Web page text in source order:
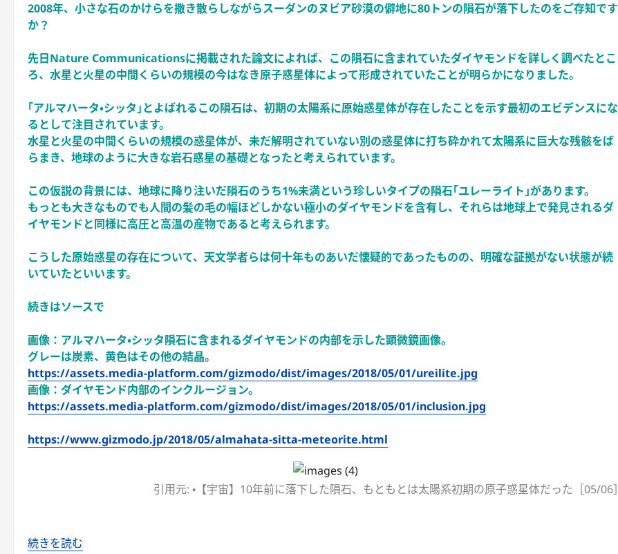
2008年、小さな石のかけらを撒き散らしながらスーダンのヌビア砂漠の僻地に80トンの隕石が落下したのをご存知です
か？
先日Nature Communicationsに掲載された論文によれば、この隕石に含まれていたダイヤモンドを詳しく調べたとこ
ろ、水星と火星の中間くらいの規模の今はなき原子惑星体によって形成されていたことが明らかになりました。
｢アルマハータ・シッタ｣とよばれるこの隕石は、初期の太陽系に原始惑星体が存在したことを示す最初のエビデンスにな
るとして注目されています。
水星と火星の中間くらいの規模の惑星体が、未だ解明されていない別の惑星体に打ち砕かれて太陽系に巨大な残骸をば
らまき、地球のように大きな岩石惑星の基礎となったと考えられています。
この仮説の背景には、地球に降り注いだ隕石のうち1%未満という珍しいタイプの隕石｢ユレーライト｣があります。
もっとも大きなものでも人間の髪の毛の幅ほどしかない極小のダイヤモンドを含有し、それらは地球上で発見されるダ
イヤモンドと同様に高圧と高温の産物であると考えられます。
こうした原始惑星の存在について、天文学者らは何十年ものあいだ懐疑的であったものの、明確な証拠がない状態が続
いていたといいます。
続きはソースで
画像：アルマハータ・シッタ隕石に含まれるダイヤモンドの内部を示した顕微鏡画像。
グレーは炭素、黄色はその他の結晶。
https://assets.media-platform.com/gizmodo/dist/images/2018/05/01/ureilite.jpg
画像：ダイヤモンド内部のインクルージョン。
https://assets.media-platform.com/gizmodo/dist/images/2018/05/01/inclusion.jpg
https://www.gizmodo.jp/2018/05/almahata-sitta-meteorite.html
引用元: ・【宇宙】10年前に落下した隕石、もともとは太陽系初期の原子惑星体だった［05/06］
続きを読む